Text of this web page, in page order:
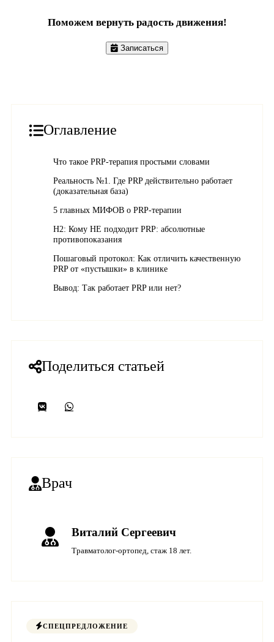
Поможем вернуть радость движения!
Записаться
Оглавление
Что такое PRP-терапия простыми словами
Реальность №1. Где PRP действительно работает
(доказательная база)
5 главных МИФОВ о PRP-терапии
H2: Кому НЕ подходит PRP: абсолютные
противопоказания
Пошаговый протокол: Как отличить качественную
PRP от «пустышки» в клинике
Вывод: Так работает PRP или нет?
Поделиться статьей
Врач
Виталий Сергеевич
Травматолог-ортопед, стаж 18 лет.
СПЕЦПРЕДЛОЖЕНИЕ